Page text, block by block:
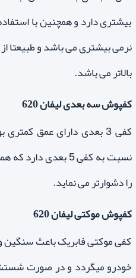
بیشتری دارد و همچنین با
بالاتر می باشد.
کفپوش سه بعدی لیفان 620
کفی 3 بعدی دارای عمق
نسبت به کفی 5 بعدی
را دشوارتر می نماید.
کفپوش موکتی لیفان 620
کفی موکتی فابریک باعث سنگین
خودرو میگردد و در صورت